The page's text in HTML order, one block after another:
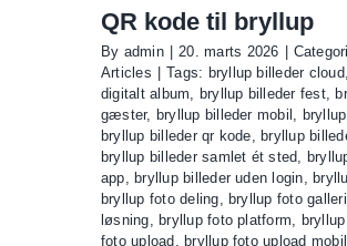
QR kode til bryllup
By admin 20. marts 2026
Articles
Tags: bryllup billeder cloud,
digitalt album, bryllup billeder fest,
gæster, bryllup billeder mobil ,
bryllup billeder qr kode, bryllup
bryllup billeder samlet ét sted,
app, bryllup billeder uden login,
bryllup foto deling, bryllup foto galleri
løsning, bryllup foto platform,
foto upload , bryllup foto upload mobil